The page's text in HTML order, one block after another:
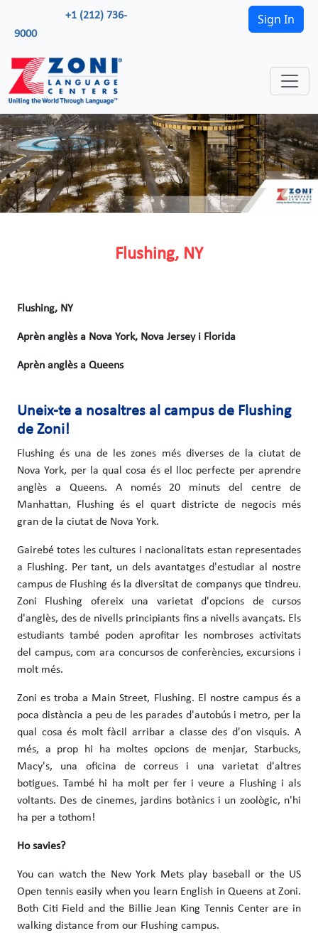
+1 (212) 736-
9000
Sign In
Flushing, NY
Flushing, NY
Aprèn anglès a Nova York, Nova Jersey i Florida
Aprèn anglès a Queens
Uneix-te a nosaltres al campus de Flushing
de Zoni!
Flushing és una de les zones més diverses de la ciutat de
Nova York, per la qual cosa és el lloc perfecte per aprendre
anglès a Queens. A només 20 minuts del centre de
Manhattan, Flushing és el quart districte de negocis més
gran de la ciutat de Nova York.
Gairebé totes les cultures i nacionalitats estan representades
a Flushing. Per tant, un dels avantatges d'estudiar al nostre
campus de Flushing és la diversitat de companys que tindreu.
Zoni Flushing ofereix una varietat d'opcions de cursos
d'anglès, des de nivells principiants fins a nivells avançats. Els
estudiants també poden aprofitar les nombroses activitats
del campus, com ara concursos de conferències, excursions i
molt més.
Zoni es troba a Main Street, Flushing. El nostre campus és a
poca distància a peu de les parades d'autobús i metro, per la
qual cosa és molt fàcil arribar a classe des d'on visquis. A
més, a prop hi ha moltes opcions de menjar, Starbucks,
Macy's, una oficina de correus i una varietat d'altres
botigues. També hi ha molt per fer i veure a Flushing i als
voltants. Des de cinemes, jardins botànics i un zoològic, n'hi
ha per a tothom!
Ho savies?
You can watch the New York Mets play baseball or the US
Open tennis easily when you learn English in Queens at Zoni.
Both Citi Field and the Billie Jean King Tennis Center are in
walking distance from our Flushing campus.